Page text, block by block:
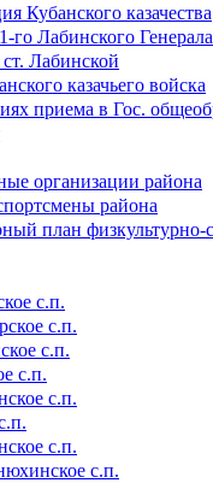
Кубанского казачества
го Лабинского
Лабинской
казачьего войска
приема в Гос.
организации района
района
план
с.п.
с.п.
с.п.
с.п.
с.п.
с.п.
с.п.